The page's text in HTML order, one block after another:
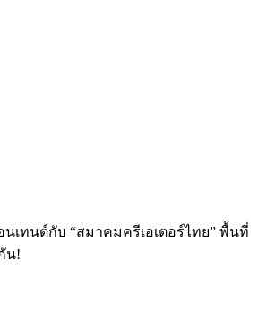
เทนต์กับ “สมาคมครีเอเตอร์ไทย” พื้นที่
น!